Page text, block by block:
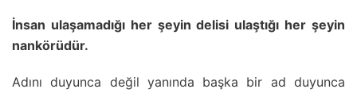
İnsan ulaşamadığı her şeyin delisi ulaştığı her şeyin
nankörüdür.
Adını duyunca değil yanında başka bir ad duyunca